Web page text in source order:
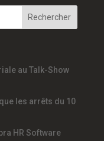
au Talk-Show
les arrêts du 10
HR Software